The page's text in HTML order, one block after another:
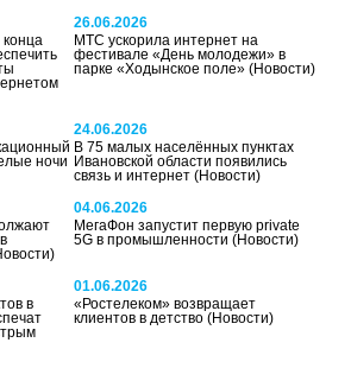
26.06.2026
МТС ускорила интернет на
фестивале «День молодежи» в
парке «Ходынское поле»(Новости)
ночи
24.06.2026
В 75 малых населённых пунктах
Ивановской области появились
связь и интернет(Новости)
04.06.2026
МегаФон запустит первую private
5G в промышленности(Новости)
в
01.06.2026
«Ростелеком» возвращает
клиентов в детство(Новости)